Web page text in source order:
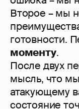
Второе – мы
готовности.
моменту.
После двух
мысль, что
атакующему
состояние